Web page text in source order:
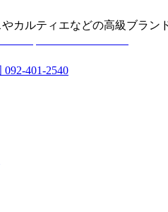
カルティエなどの高級ブラ
092-401-2540